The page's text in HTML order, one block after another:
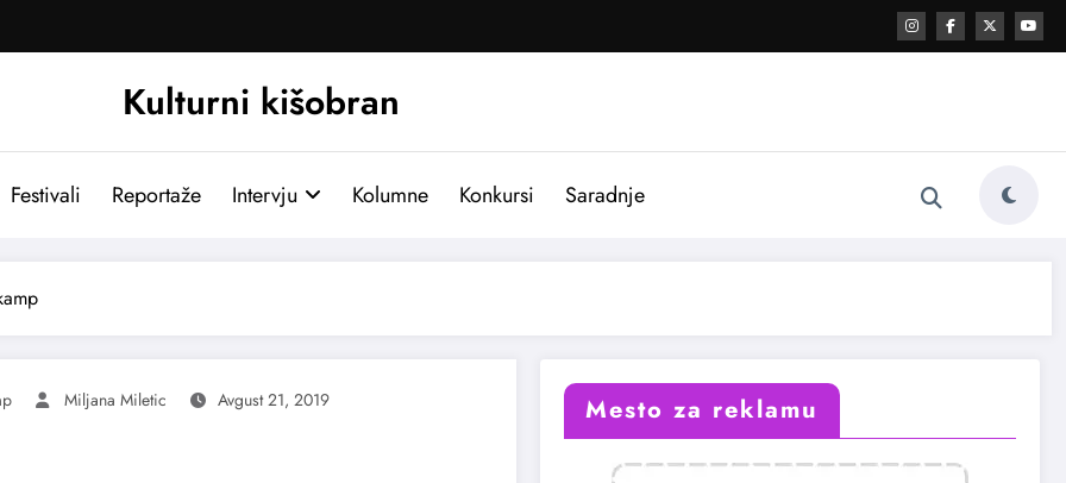
Kulturni kišobran
Festivali Reportaže Intervju Kolumne Konkursi Saradnje
Miljana Miletic Avgust 21, 2019 Mesto za reklamu